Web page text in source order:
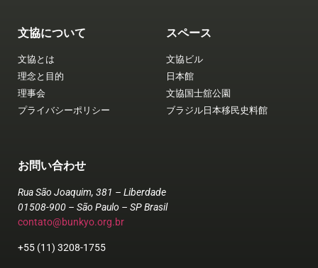
文協について
文協とは
理念と目的
理事会
プライバシーポリシー
スペース
文協ビル
日本館
文協国士舘公園
ブラジル日本移民史料館
お問い合わせ
Rua São Joaquim, 381 – Liberdade
01508-900 – São Paulo – SP Brasil
contato@bunkyo.org.br
+55 (11) 3208-1755